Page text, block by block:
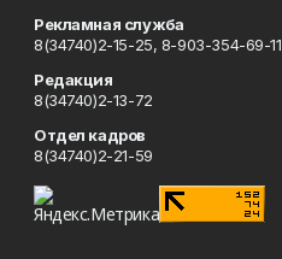
Рекламная служба
8(34740)2-15-25, 8-903-354-69-11
Редакция
8(34740)2-13-72
Отдел кадров
8(34740)2-21-59